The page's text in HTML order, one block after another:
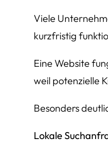
Viele
kurzfristig
Eine Website
weil potenzielle
Besonders
Lokale